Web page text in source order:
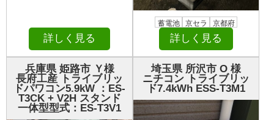
詳しく見る
蓄電池 京セラ 京都府
詳しく見る
兵庫県 姫路市 Ｙ様
長府工産 トライブリッ
ドパワコン5.9kW ：ES-
T3CK + V2H スタンド
一体型型式：ES-T3V1
埼玉県 所沢市 О 様
ニチコン トライブリッ
ド7.4kWh ESS-T3M1